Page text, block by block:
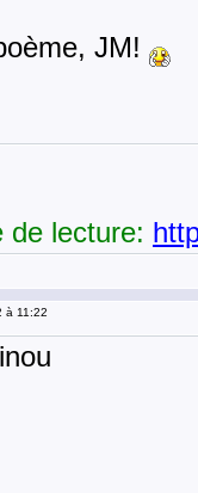
JM!
de lecture:
à 11:22